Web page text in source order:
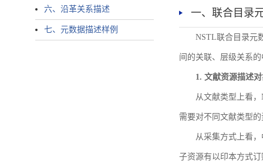
六、沿革关系描述
七、元数据描述样例
一、联合目录
NSTL联合目录元
间的关联、层级关系
1. 文献资源描述
从文献类型上看
需要对不同文献类型
从采集方式上看
子资源有以印本方式